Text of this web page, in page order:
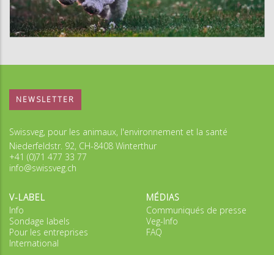
NEWSLETTER
Swissveg, pour les animaux, l'environnement et la santé
Niederfeldstr. 92, CH-8408 Winterthur
+41 (0)71 477 33 77
info@swissveg.ch
V-LABEL
Info
Sondage labels
Pour les entreprises
International
MÉDIAS
Communiqués de presse
Veg-Info
FAQ